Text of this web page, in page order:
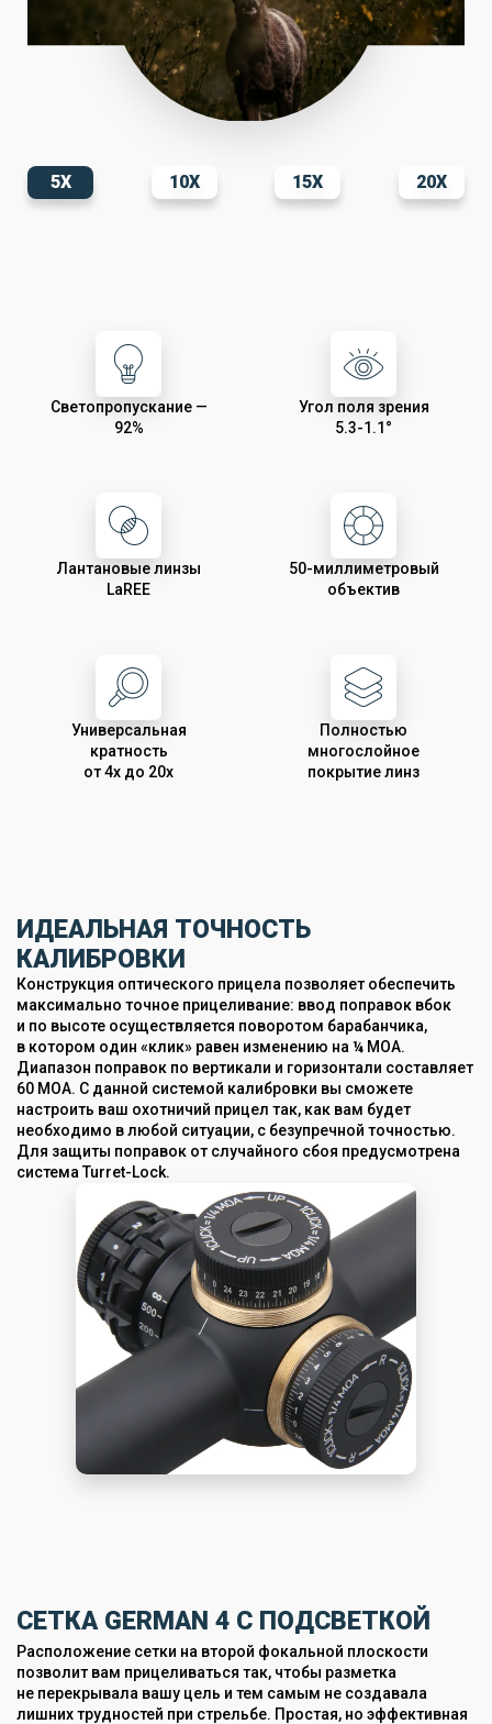
5X 10X 15X 20X
Светопропускание —
92%
Угол поля зрения
5.3-1.1°
Лантановые линзы
LaREE
50-миллиметровый
объектив
Универсальная
кратность
от 4х до 20х
Полностью
многослойное
покрытие линз
ИДЕАЛЬНАЯ ТОЧНОСТЬ
КАЛИБРОВКИ
Конструкция оптического прицела позволяет обеспечить
максимально точное прицеливание: ввод поправок вбок
и по высоте осуществляется поворотом барабанчика,
в котором один «клик» равен изменению на ¼ МОА.
Диапазон поправок по вертикали и горизонтали составляет
60 MOA. С данной системой калибровки вы сможете
настроить ваш охотничий прицел так, как вам будет
необходимо в любой ситуации, с безупречной точностью.
Для защиты поправок от случайного сбоя предусмотрена
система Turret-Lock.
СЕТКА GERMAN 4 С ПОДСВЕТКОЙ
Расположение сетки на второй фокальной плоскости
позволит вам прицеливаться так, чтобы разметка
не перекрывала вашу цель и тем самым не создавала
лишних трудностей при стрельбе. Простая, но эффективная